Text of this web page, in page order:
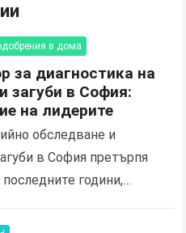
в дома
за диагностика на
загуби в София:
на лидерите
обследване и
в София претърпя
години,
от оптимизация…